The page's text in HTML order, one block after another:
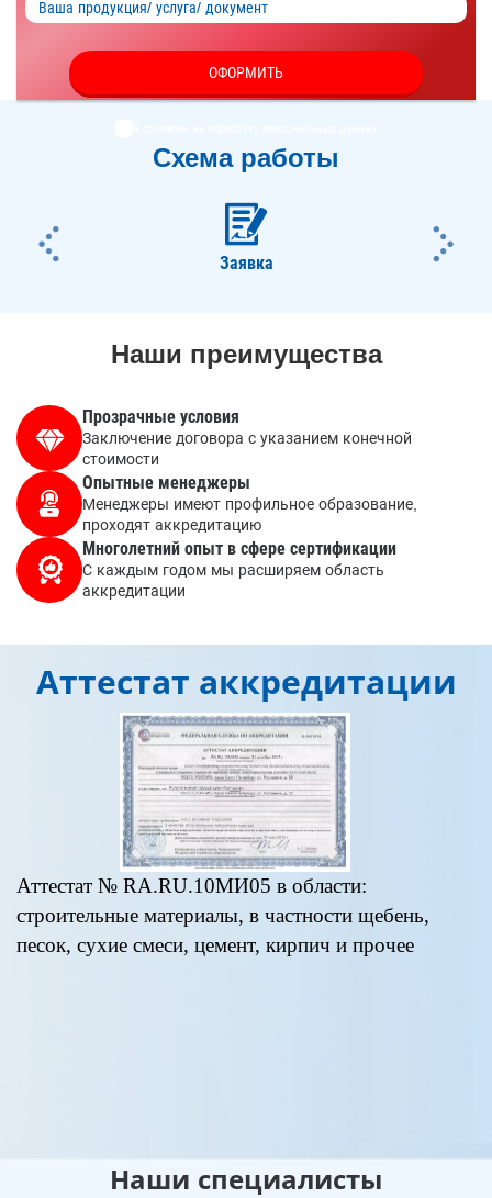
ОФОРМИТЬ
Схема работы
Заявка
Наши преимущества
Прозрачные условия
Заключение договора с указанием конечной
стоимости
Опытные менеджеры
Менеджеры имеют профильное образование,
проходят аккредитацию
Многолетний опыт в сфере сертификации
С каждым годом мы расширяем область
аккредитации
Аттестат аккредитации
Аттестат № RA.RU.10МИ05 в области:
строительные материалы, в частности щебень,
песок, сухие смеси, цемент, кирпич и прочее
Наши специалисты